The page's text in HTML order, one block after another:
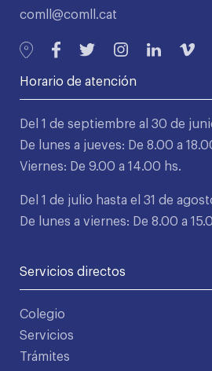
comll@comll.cat
Horario de atención
Del 1 de septiembre al 30 de
De lunes a jueves: De 8.00 a
Viernes: De 9.00 a 14.00 hs.
Del 1 de julio hasta el 31 de
De lunes a viernes: De 8.00 a
Servicios directos
Colegio
Servicios
Trámites